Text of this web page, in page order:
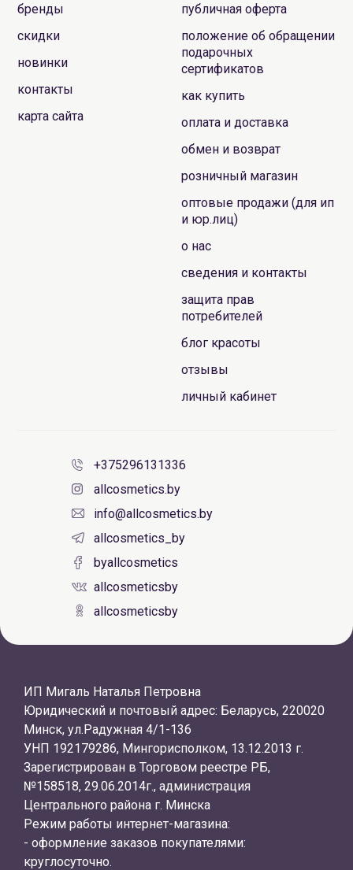
бренды
скидки
новинки
контакты
карта сайта
публичная оферта
положение об обращении
подарочных
сертификатов
как купить
оплата и доставка
обмен и возврат
розничный магазин
оптовые продажи (для ип
и юр.лиц)
о нас
сведения и контакты
защита прав
потребителей
блог красоты
отзывы
личный кабинет
+375296131336
allcosmetics.by
info@allcosmetics.by
allcosmetics_by
byallcosmetics
allcosmeticsby
allcosmeticsby
ИП Мигаль Наталья Петровна
Юридический и почтовый адрес: Беларусь, 220020
Минск, ул.Радужная 4/1-136
УНП 192179286, Мингорисполком, 13.12.2013 г.
Зарегистрирован в Торговом реестре РБ,
№158518, 29.06.2014г., администрация
Центрального района г. Минска
Режим работы интернет-магазина:
- оформление заказов покупателями:
круглосуточно.